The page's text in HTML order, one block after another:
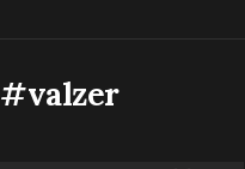
#valzer